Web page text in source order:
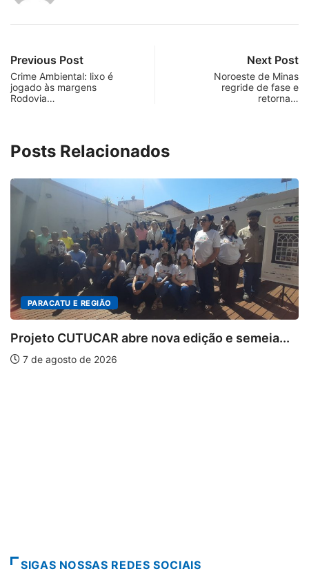
Previous Post
Crime Ambiental: lixo é
jogado às margens
Rodovia…
Next Post
Noroeste de Minas
regride de fase e
retorna…
Posts Relacionados
e semeia...
SIGAS NOSSAS REDES SOCIAIS